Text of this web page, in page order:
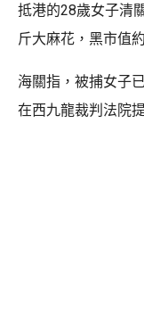
抵港的28歲女子清
斤大麻花，黑市值
海關指，被捕女子
在西九龍裁判法院